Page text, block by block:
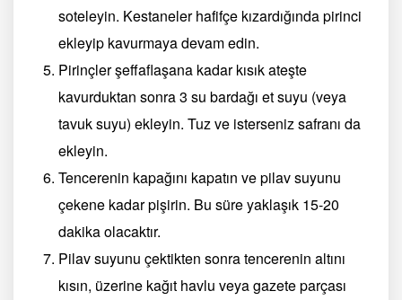
soteleyin. Kestaneler hafifçe kızardığında pirinci
ekleyip kavurmaya devam edin.
Pirinçler şeffaflaşana kadar kısık ateşte
kavurduktan sonra 3 su bardağı et suyu (veya
tavuk suyu) ekleyin. Tuz ve isterseniz safranı da
ekleyin.
Tencerenin kapağını kapatın ve pilav suyunu
çekene kadar pişirin. Bu süre yaklaşık 15-20
dakika olacaktır.
Pilav suyunu çektikten sonra tencerenin altını
kısın, üzerine kağıt havlu veya gazete parçası